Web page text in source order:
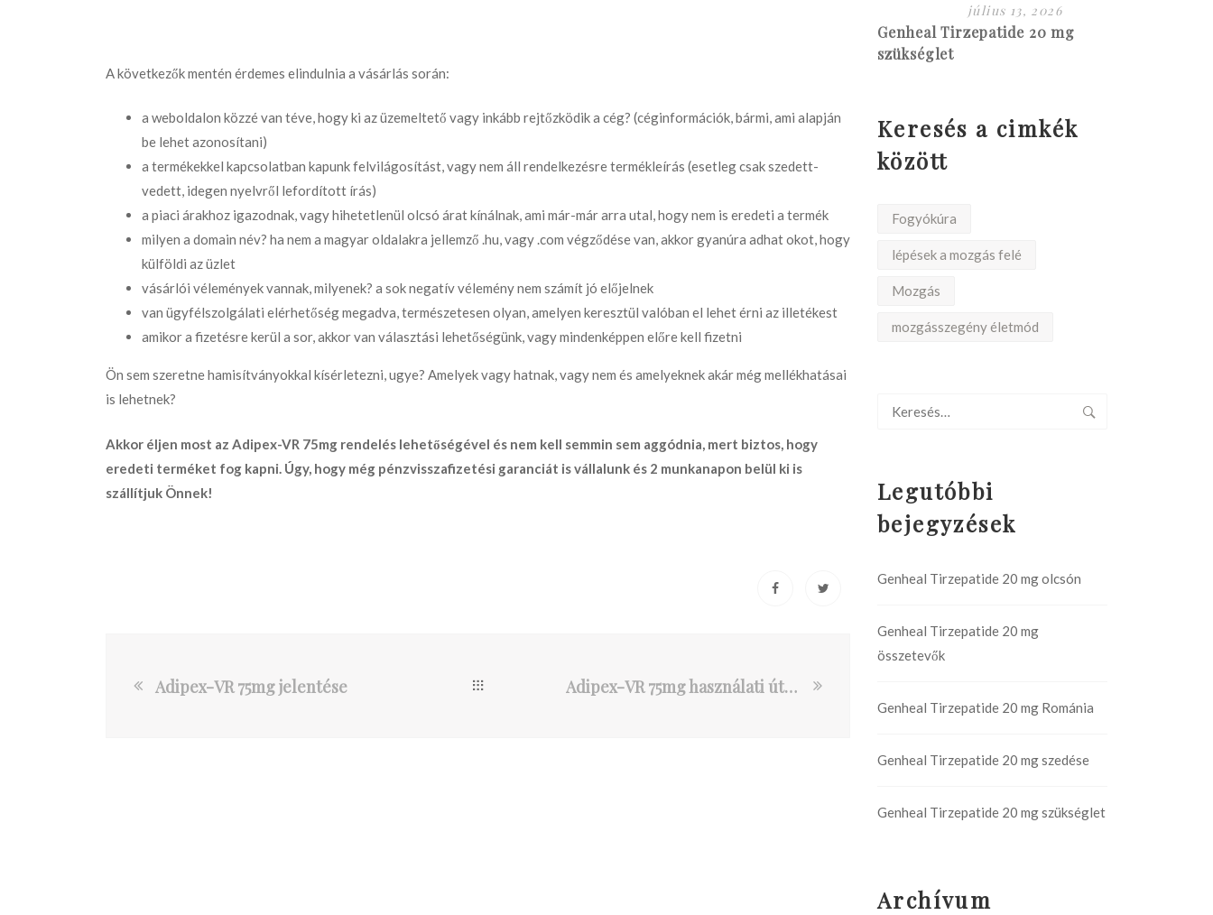
A következők mentén érdemes elindulnia a vásárlás során:
a weboldalon közzé van téve, hogy ki az üzemeltető vagy inkább rejtőzködik a cég? (céginformációk, bármi, ami alapján
be lehet azonosítani)
a termékekkel kapcsolatban kapunk felvilágosítást, vagy nem áll rendelkezésre termékleírás (esetleg csak szedett-
vedett, idegen nyelvről lefordított írás)
a piaci árakhoz igazodnak, vagy hihetetlenül olcsó árat kínálnak, ami már-már arra utal, hogy nem is eredeti a termék
milyen a domain név? ha nem a magyar oldalakra jellemző .hu, vagy .com végződése van, akkor gyanúra adhat okot, hogy
külföldi az üzlet
vásárlói vélemények vannak, milyenek? a sok negatív vélemény nem számít jó előjelnek
van ügyfélszolgálati elérhetőség megadva, természetesen olyan, amelyen keresztül valóban el lehet érni az illetékest
amikor a fizetésre kerül a sor, akkor van választási lehetőségünk, vagy mindenképpen előre kell fizetni
Ön sem szeretne hamisítványokkal kísérletezni, ugye? Amelyek vagy hatnak, vagy nem és amelyeknek akár még mellékhatásai
is lehetnek?
Akkor éljen most az Adipex-VR 75mg rendelés lehetőségével és nem kell semmin sem aggódnia, mert biztos, hogy
eredeti terméket fog kapni. Úgy, hogy még pénzvisszafizetési garanciát is vállalunk és 2 munkanapon belül ki is
szállítjuk Önnek!
Adipex-VR 75mg jelentése Adipex-VR 75mg használati útmutató
július 13, 2026
Genheal Tirzepatide 20 mg
szükséglet
Keresés a cimkék
között
Fogyókúra
lépések a mozgás felé
Mozgás
mozgásszegény életmód
Legutóbbi
bejegyzések
Genheal Tirzepatide 20 mg olcsón
Genheal Tirzepatide 20 mg
összetevők
Genheal Tirzepatide 20 mg Románia
Genheal Tirzepatide 20 mg szedése
Genheal Tirzepatide 20 mg szükséglet
Archívum